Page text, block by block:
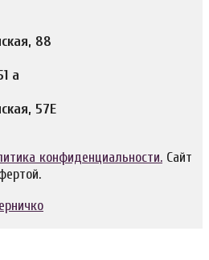
88
а
57Е
конфиденциальности. Сайт